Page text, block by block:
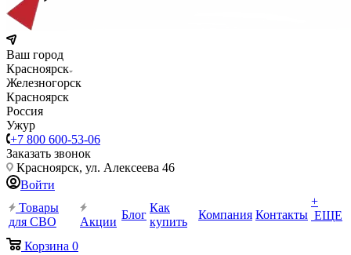
Ваш город
Красноярск
Железногорск
Красноярск
Россия
Ужур
+7 800 600-53-06
Заказать звонок
Красноярск, ул. Алексеева 46
Войти
Товары
для СВО
Акции
Блог
Как
купить
Компания Контакты
+
ЕЩЕ
Корзина 0